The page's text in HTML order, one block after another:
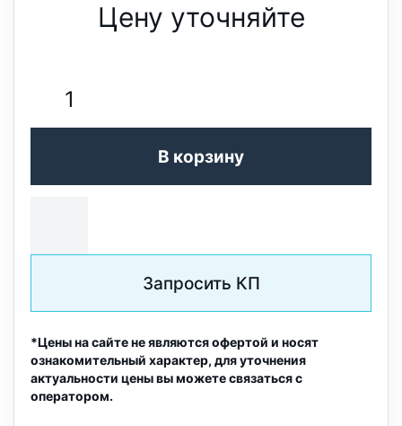
Цену уточняйте
В корзину
Запросить КП
*Цены на сайте не являются офертой и носят
ознакомительный характер, для уточнения
актуальности цены вы можете связаться с
оператором.